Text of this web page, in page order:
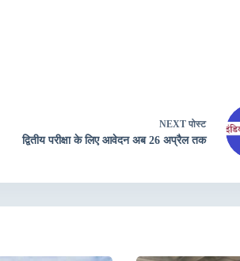
NEXT पोस्ट
द्वि‍तीय परीक्षा के लिए आवेदन अब 26 अप्रैल तक